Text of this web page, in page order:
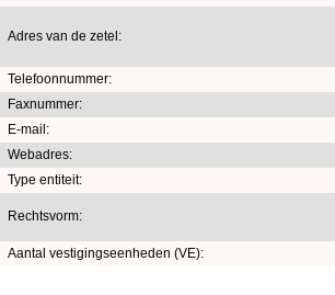
Adres van de zetel:
Telefoonnummer:
Faxnummer:
E-mail:
Webadres:
Type entiteit:
Rechtsvorm:
Aantal vestigingseenheden (VE):